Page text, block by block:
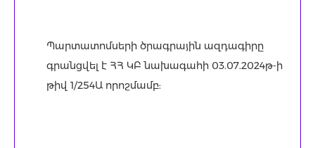
Պարտատոմսերի ծրագրային ազդագիրը
գրանցվել է ՀՀ ԿԲ նախագահի 03.07.2024թ-ի
թիվ 1/254Ա որոշմամբ: